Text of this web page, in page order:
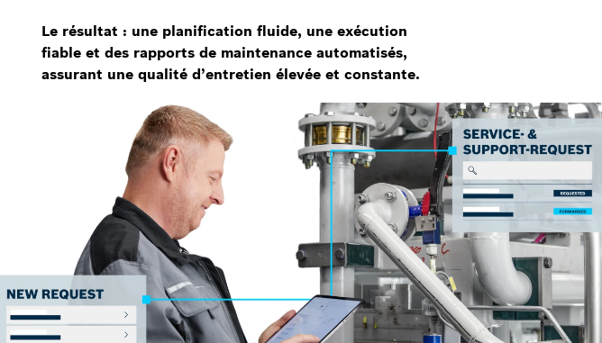
Le résultat : une planification fluide, une exécution
fiable et des rapports de maintenance automatisés,
assurant une qualité d’entretien élevée et constante.